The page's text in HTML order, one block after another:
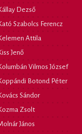
Dezső
Szabolcs Ferencz
Attila
Jenő
Vilmos József
Botond Péter
Sándor
Zsolt
János